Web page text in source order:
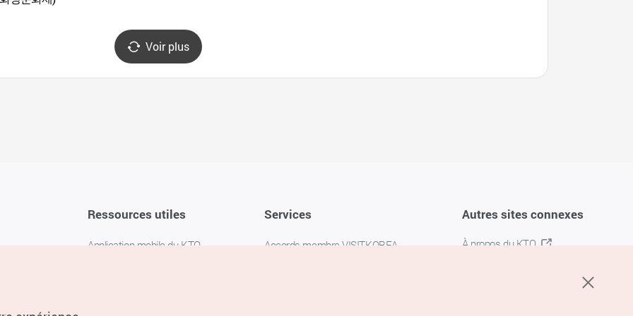
Voir plus
Ressources utiles
Application mobile du KTO
Services
Accords membre VISITKOREA
Autres sites connexes
À propos du KTO